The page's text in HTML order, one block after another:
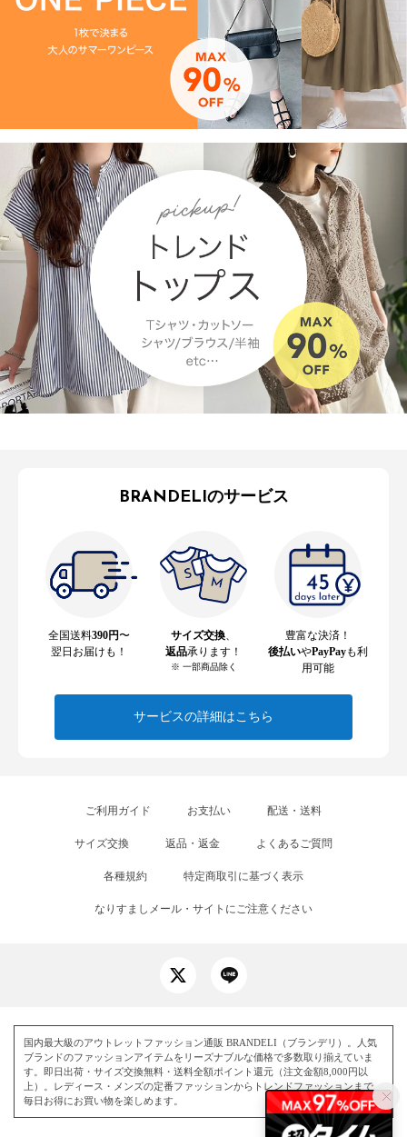
BRANDELIのサービス
全国送料390円〜
翌日お届けも！
サイズ交換、
返品承ります！
※ 一部商品除く
豊富な決済！
後払いやPayPayも利
用可能
サービスの詳細はこちら
ご利用ガイド お支払い 配送・送料
サイズ交換 返品・返金 よくあるご質問
各種規約 特定商取引に基づく表示
なりすましメール・サイトにご注意ください
国内最大級のアウトレットファッション通販 BRANDELI（ブランデリ）。人気
ブランドのファッションアイテムをリーズナブルな価格で多数取り揃えていま
す。即日出荷・サイズ交換無料・送料全額ポイント還元（注文金額8,000円以
上）。レディース・メンズの定番ファッションからトレンドファッションまで、
毎日お得にお買い物を楽しめます。